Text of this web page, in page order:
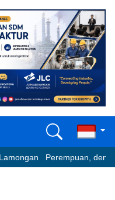
Perempuan, dengan